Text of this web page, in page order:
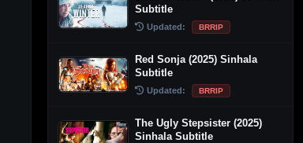
Subtitle
Updated: BRRIP
Red Sonja (2025) Sinhala
Subtitle
Updated: BRRIP
The Ugly Stepsister (2025)
Sinhala Subtitle